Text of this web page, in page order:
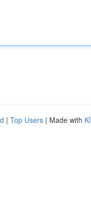
| Top Users | Made with